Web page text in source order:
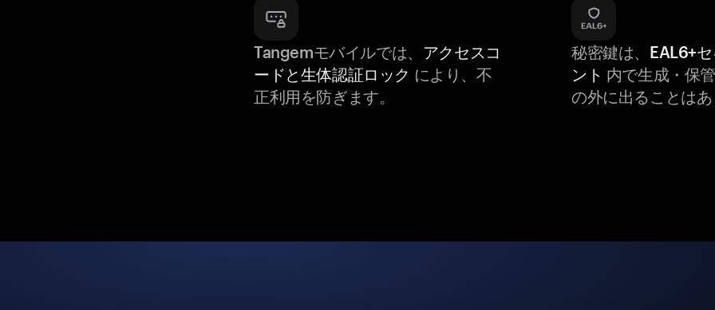
Tangemモバイルでは、 アクセスコ
ードと生体認証ロック により、不
正利用を防ぎます。
秘密鍵は、 EAL6+
ント 内で生成・保
の外に出ることはあ